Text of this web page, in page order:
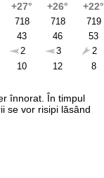
+27°
718
43
2
10
+26°
718
46
3
12
+22°
719
53
2
8
înnorat. În timpul
se vor risipi lăsând